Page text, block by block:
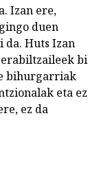
Izan ere,
duen
da. Huts Izan
erabiltzaileek bi
bihurgarriak
eta ez
ez da